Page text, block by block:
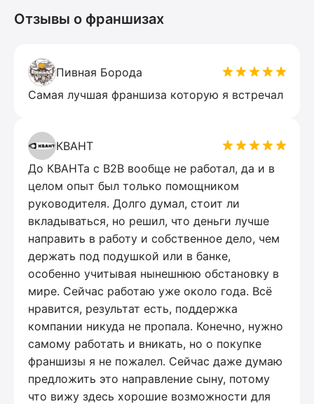
Отзывы о франшизах
Пивная Борода
Самая лучшая франшиза которую я встречал
КВАНТ
До КВАНТа с B2B вообще не работал, да и в
целом опыт был только помощником
руководителя. Долго думал, стоит ли
вкладываться, но решил, что деньги лучше
направить в работу и собственное дело, чем
держать под подушкой или в банке,
особенно учитывая нынешнюю обстановку в
мире. Сейчас работаю уже около года. Всё
нравится, результат есть, поддержка
компании никуда не пропала. Конечно, нужно
самому работать и вникать, но о покупке
франшизы я не пожалел. Сейчас даже думаю
предложить это направление сыну, потому
что вижу здесь хорошие возможности для